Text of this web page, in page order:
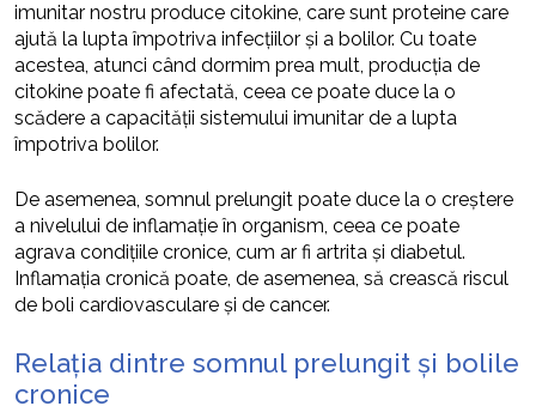
imunitar nostru produce citokine, care sunt proteine care
ajută la lupta împotriva infecțiilor și a bolilor. Cu toate
acestea, atunci când dormim prea mult, producția de
citokine poate fi afectată, ceea ce poate duce la o
scădere a capacității sistemului imunitar de a lupta
împotriva bolilor.
De asemenea, somnul prelungit poate duce la o creștere
a nivelului de inflamație în organism, ceea ce poate
agrava condițiile cronice, cum ar fi artrita și diabetul.
Inflamația cronică poate, de asemenea, să crească riscul
de boli cardiovasculare și de cancer.
Relația dintre somnul prelungit și bolile
cronice